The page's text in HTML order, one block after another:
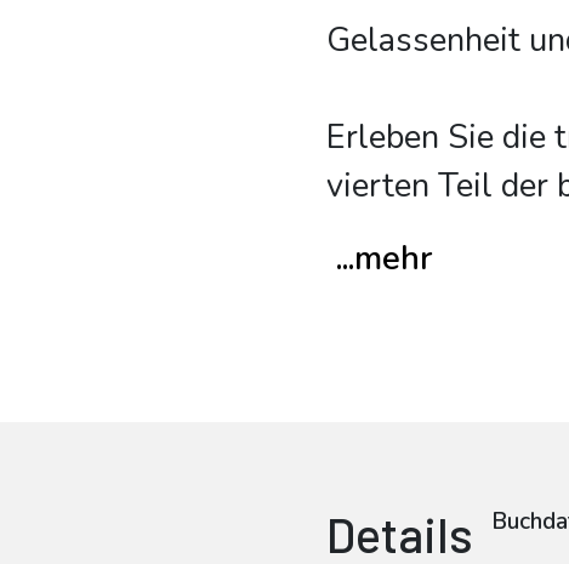
Gelassenheit
Erleben Sie die
vierten Teil der
...mehr
Details